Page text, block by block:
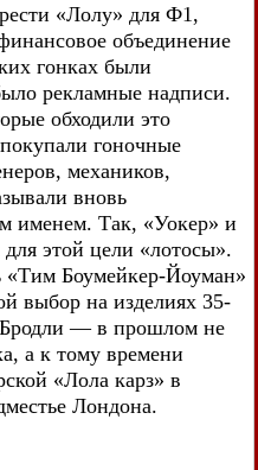
«Лолу» для Ф1,
объединение
гонках были
рекламные надписи.
обходили это
гоночные
механиков,
вновь
именем. Так, «Уокер» и
этой цели «лотосы».
«Тим Боумейкер-Йоуман»
выбор на изделиях 35-
Бродли — в прошлом не
а к тому времени
«Лола карз» в
Лондона.